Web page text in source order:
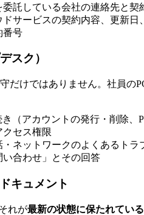
託している会社の連絡先と契
サービスの契約内容、更新日
番号
スク）
だけではありません。社員
（アカウントの発行・削除、
セス権限
ネットワークのよくあるトラ
合わせ」とその回答
キュメント
れが最新の状態に保たれてい